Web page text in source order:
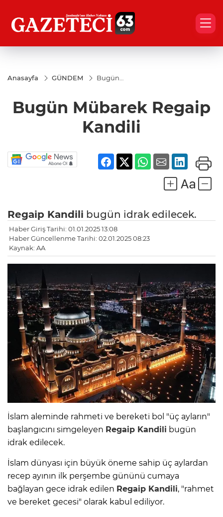
Anasayfa GÜNDEM
Bugün
Kandili
Bugün Mübarek Regaip
Kandili
Regaip Kandili bugün idrak edilecek.
Haber Giriş Tarihi: 01.01.2025 13:08
Haber Güncellenme Tarihi: 02.01.2025 08:23
Kaynak: AA
İslam aleminde rahmeti ve bereketi bol "üç ayların"
başlangıcını simgeleyen Regaip Kandili bugün
idrak edilecek.
İslam dünyası için büyük öneme sahip üç aylardan
recep ayının ilk perşembe gününü cumaya
bağlayan gece idrak edilen Regaip Kandili, "rahmet
ve bereket gecesi" olarak kabul ediliyor.